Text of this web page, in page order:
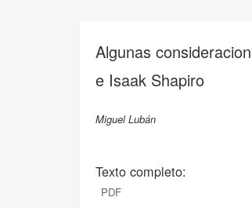
Algunas
e Isaak Shapiro
Miguel Lubán
Texto completo:
PDF